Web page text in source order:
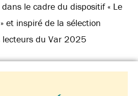
le cadre du dispositif « Le
et inspiré de la sélection
lecteurs du Var 2025